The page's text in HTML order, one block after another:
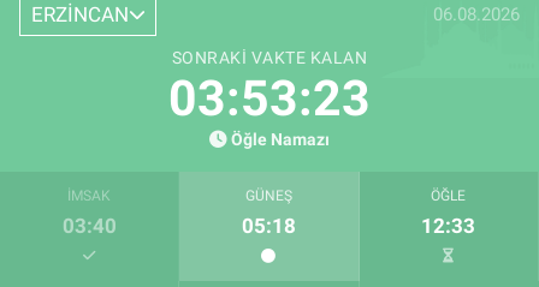
ERZİNCAN 06.08.2026
SONRAKI VAKTE KALAN
03:53:22
Öğle Namazı
İMSAK
03:40
GÜNEŞ
05:18
ÖĞLE
12:33